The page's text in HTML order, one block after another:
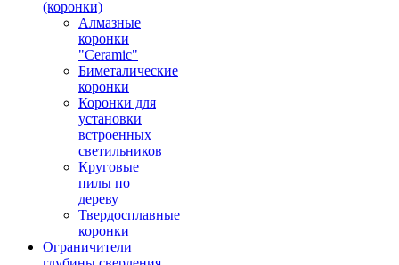
(коронки)
Алмазные
коронки
"Ceramic"
Биметалические
коронки
Коронки для
установки
встроенных
светильников
Круговые
пилы по
дереву
Твердосплавные
коронки
Ограничители